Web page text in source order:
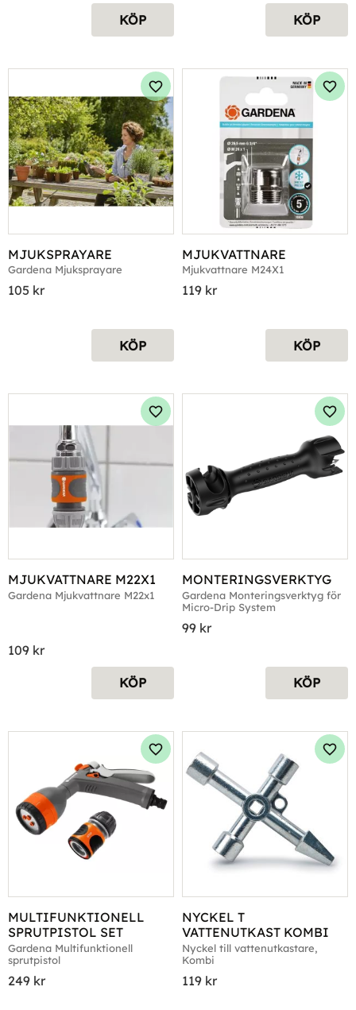
KÖP KÖP
MJUKSPRAYARE
Gardena Mjuksprayare
105 kr
Lägg till i favoriter
KÖP
MJUKVATTNARE
Mjukvattnare M24X1
119 kr
KÖP
MJUKVATTNARE M22X1
Gardena Mjukvattnare M22x1
109 kr
Lägg till i favoriter
KÖP
MONTERINGSVERKTYG
Gardena Monteringsverktyg för
Micro-Drip System
99 kr
KÖP
MULTIFUNKTIONELL
SPRUTPISTOL SET
Gardena Multifunktionell
sprutpistol
249 kr
Lägg till i favoriter
NYCKEL T
VATTENUTKAST KOMBI
Nyckel till vattenutkastare,
Kombi
119 kr